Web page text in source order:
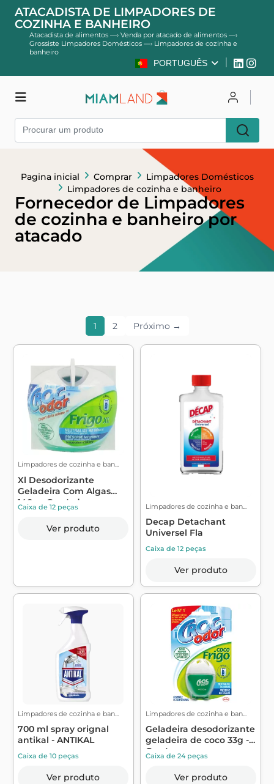
ATACADISTA DE LIMPADORES DE
COZINHA E BANHEIRO
Atacadista de alimentos —› Venda por atacado de alimentos —›
Grossiste Limpadores Domésticos —›Limpadores de cozinha e
banheiro
PORTUGUÊS
Pagina inicial Comprar
Limpadores Domésticos
Limpadores de cozinha e banheiro
Fornecedor de Limpadores
de cozinha e banheiro por
atacado
1 2 Próximo →
Limpadores de cozinha e ban...
Xl Desodorizante
Geladeira Com Algas
140g - Croc'odor
Caixa de 12 peças
Ver produto
Limpadores de cozinha e ban...
Decap Detachant
Universel Fla
Caixa de 12 peças
Ver produto
Limpadores de cozinha e ban...
700 ml spray orignal
antikal - ANTIKAL
Caixa de 10 peças
Ver produto
Limpadores de cozinha e ban...
Geladeira desodorizante
geladeira de coco 33g -
Croc'...
Caixa de 24 peças
Ver produto